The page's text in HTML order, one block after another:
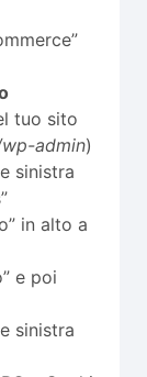
tuo sito
admin)
sinistra
in alto a
e poi
sinistra